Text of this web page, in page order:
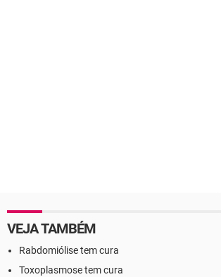
VEJA TAMBÉM
Rabdomiólise tem cura
Toxoplasmose tem cura